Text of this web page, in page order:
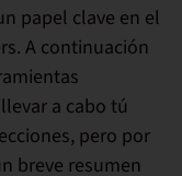
papel clave en el
. A continuación
a cabo tú
pero por
breve resumen